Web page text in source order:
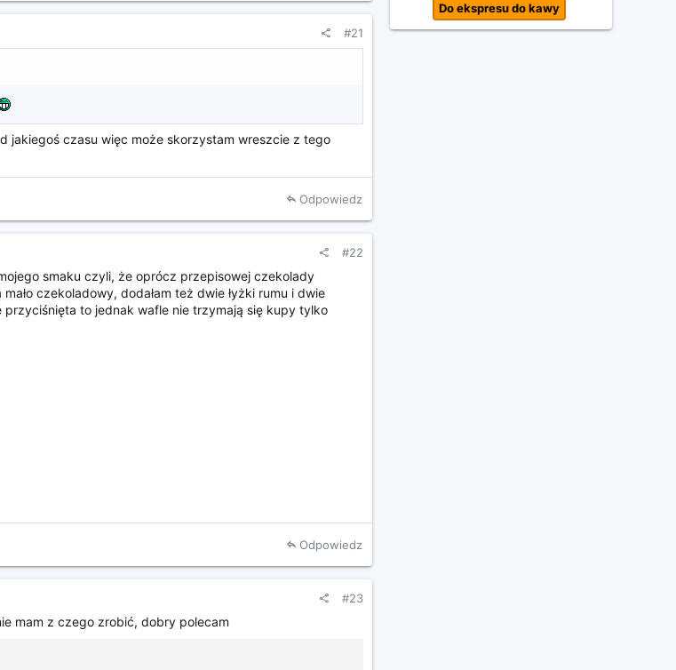
#21
jakiegoś czasu więc może skorzystam wreszcie z tego
Odpowiedz
#22
smaku czyli, że oprócz przepisowej czekolady
czekoladowy, dodałam też dwie łyżki rumu i dwie
przyciśnięta to jednak wafle nie trzymają się kupy tylko
Odpowiedz
#23
mam z czego zrobić, dobry polecam
Do ekspresu do kawy